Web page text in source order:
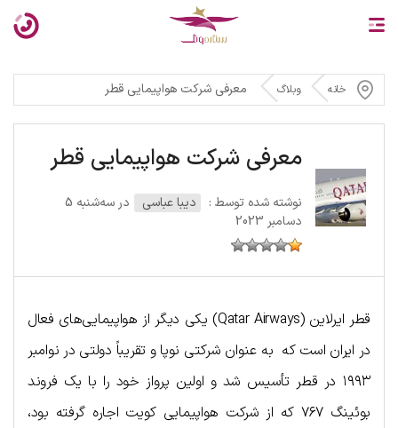
خانه وبلاگ معرفی شرکت هواپیمایی قطر
معرفی شرکت هواپیمایی قطر
نوشته شده توسط : دیبا عباسی
در سه‌شنبه 5
دسامبر 2023
قطر ایرلاین (Qatar Airways) یکی دیگر از هواپیمایی‌های فعال
در ایران است که به عنوان شرکتی نوپا و تقریباً دولتی در نوامبر
۱۹۹۳ در قطر تأسیس شد و اولین پرواز خود را با یک فروند
بوئینگ ۷۶۷ که از شرکت هواپیمایی کویت اجاره گرفته بود،